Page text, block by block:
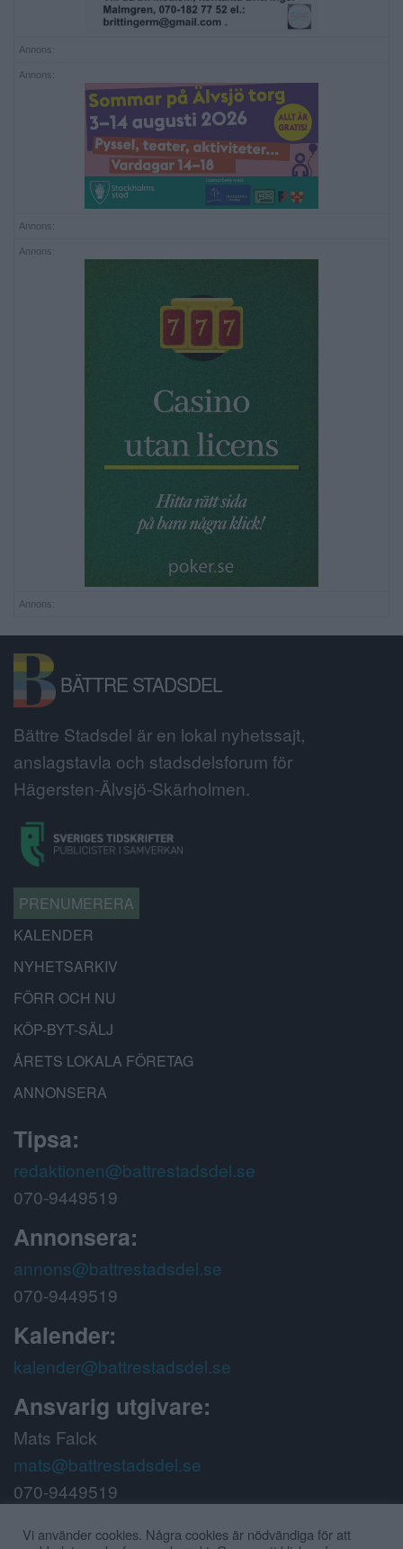
Annons:
Annons:
Annons:
Annons:
Annons:
BÄTTRE STADSDEL
Bättre Stadsdel är en lokal nyhetssajt,
anslagstavla och stadsdelsforum för
Hägersten-Älvsjö-Skärholmen.
PRENUMERERA
KALENDER
NYHETSARKIV
FÖRR OCH NU
KÖP-BYT-SÄLJ
ÅRETS LOKALA FÖRETAG
ANNONSERA
Tipsa:
redaktionen@battrestadsdel.se
070-9449519
Annonsera:
annons@battrestadsdel.se
070-9449519
Kalender:
kalender@battrestadsdel.se
Ansvarig utgivare:
Mats Falck
mats@battrestadsdel.se
070-9449519
Följ oss på:
Vi använder cookies. Några cookies är nödvändiga för att